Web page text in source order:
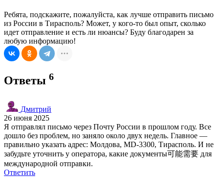
Ребята, подскажите, пожалуйста, как лучше отправить письмо
из России в Тирасполь? Может, у кого-то был опыт, сколько
идет отправление и есть ли нюансы? Буду благодарен за
любую информацию!
Ответы 6
Дмитрий
26 июня 2025
Я отправлял письмо через Почту России в прошлом году. Все
дошло без проблем, но заняло около двух недель. Главное —
правильно указать адрес: Молдова, MD-3300, Тирасполь. И не
забудьте уточнить у оператора, какие документы可能需要 для
международной отправки.
Ответить